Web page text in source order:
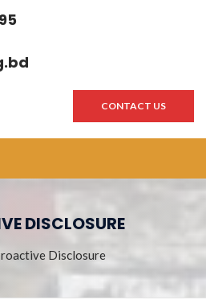
CONTACT US
DISCLOSURE
Disclosure